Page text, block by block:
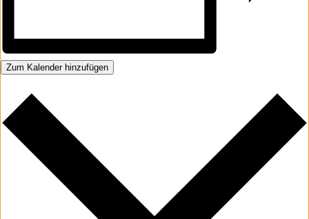
Zum Kalender hinzufügen